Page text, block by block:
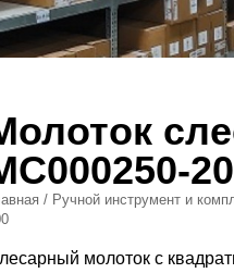
/ Ручной инструмент и
молоток с